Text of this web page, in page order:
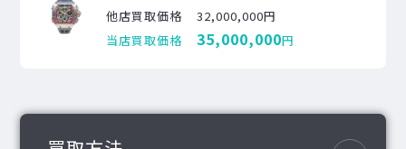
他店買取価格
32,000,000円
当店買取価格
35,000,000円